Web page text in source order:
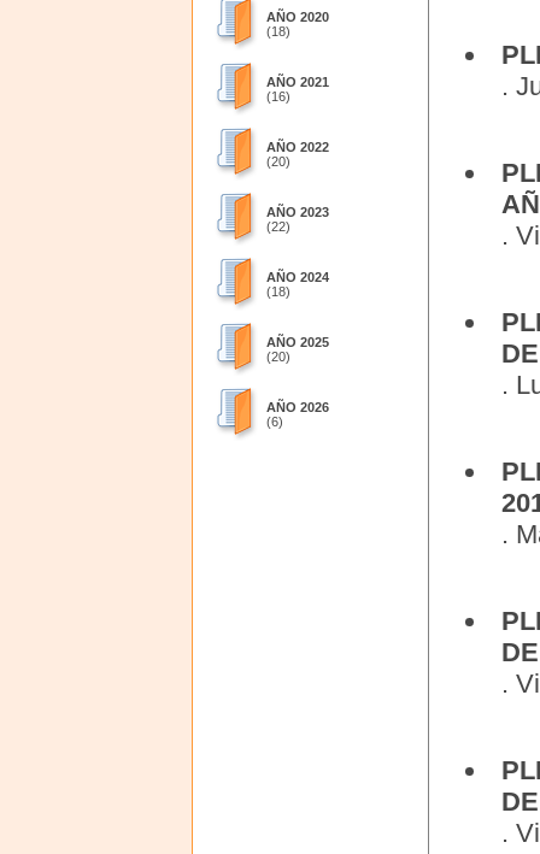
AÑO 2020
(18)
AÑO 2021
(16)
AÑO 2022
(20)
AÑO 2023
(22)
AÑO 2024
(18)
AÑO 2025
(20)
AÑO 2026
(6)
.
.
.
.
.
.